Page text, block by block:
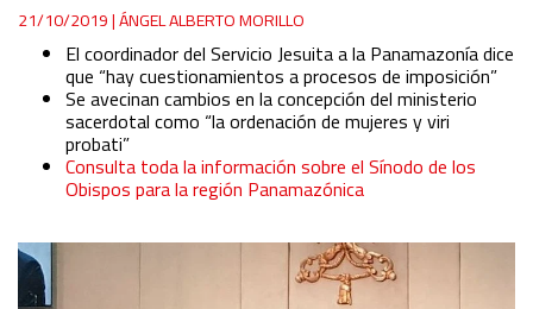
21/10/2019|ÁNGEL ALBERTO MORILLO
El coordinador del Servicio Jesuita a la Panamazonía dice
que “hay cuestionamientos a procesos de imposición”
Se avecinan cambios en la concepción del ministerio
sacerdotal como “la ordenación de mujeres y viri
probati”
Consulta toda la información sobre el Sínodo de los
Obispos para la región Panamazónica